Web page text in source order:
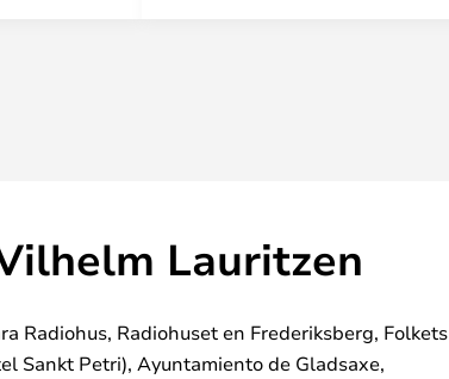
Lauritzen
Radiohus, Radiohuset en Frederiksberg, Folkets
Sankt Petri), Ayuntamiento de Gladsaxe,